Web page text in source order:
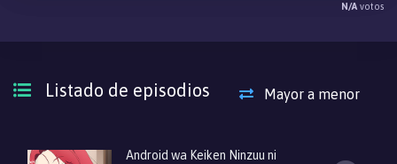
porque la hermosa androide que llega es una sensual irresistible.
N/A votos
Listado de episodios Mayor a menor
Android wa Keiken Ninzuu ni